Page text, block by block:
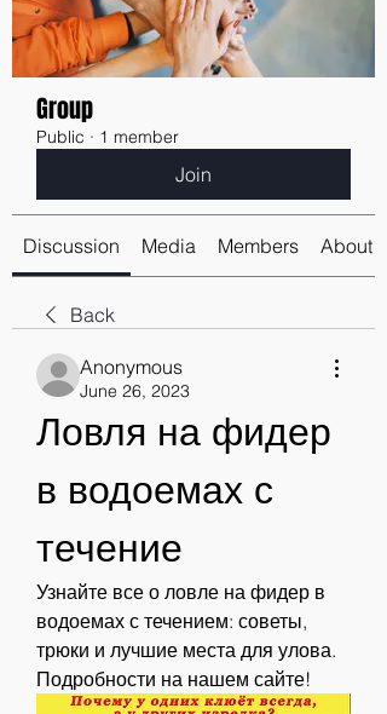
Group
Public · 1 member
Join
Discussion Media Members About
Back
Anonymous
June 26, 2023
Ловля на фидер
в водоемах с
течение
Узнайте все о ловле на фидер в
водоемах с течением: советы,
трюки и лучшие места для улова.
Подробности на нашем сайте!